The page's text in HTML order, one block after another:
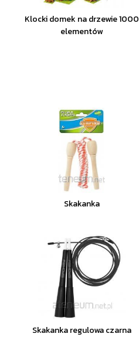
Klocki domek na drzewie 1000
elementów
Skakanka
Skakanka regulowa czarna